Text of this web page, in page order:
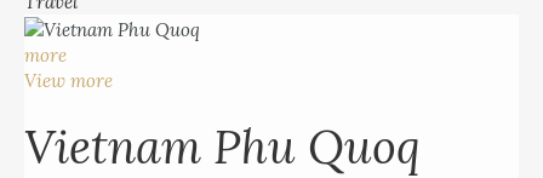
more
View more
Vietnam Phu Quoq